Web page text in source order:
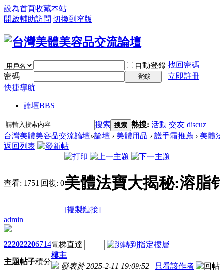
設為首頁收藏本站
開啟輔助訪問 切換到窄版
自動登錄 找回密碼
密碼
登錄
立即註冊
快捷導航
論壇BBS
搜索 搜索 熱搜: 活動 交友 discuz
台灣美體美容品交流論壇»論壇 › 美體用品 › 護手霜推薦 › 美體
返回列表
查看: 1751 |回復: 0美體法寶大揭秘:溶脂
[複製鏈接]
admin
2220
主題
2220
帖子
6714
積分
電梯直達
樓主
發表於 2025-2-11 19:09:52 | 只看該作者